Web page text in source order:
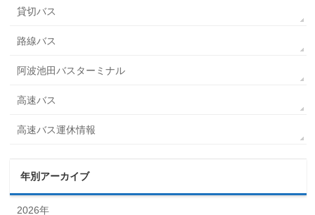
貸切バス
路線バス
阿波池田バスターミナル
高速バス
高速バス運休情報
年別アーカイブ
2026年